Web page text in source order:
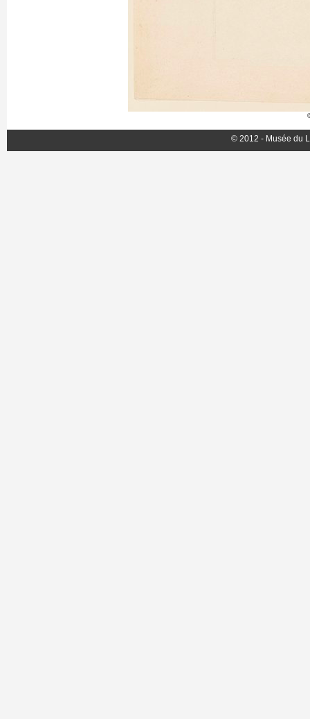
© 2012 - Musée du